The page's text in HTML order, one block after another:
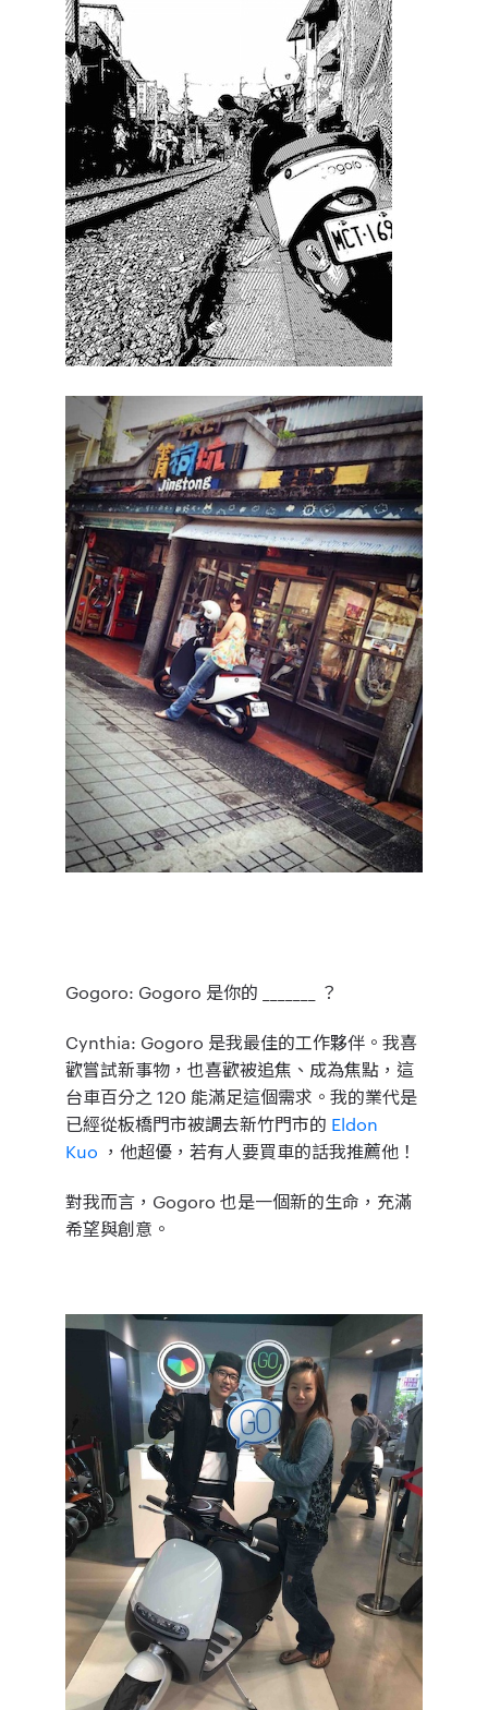
Gogoro: Gogoro 是你的 _______ ？
Cynthia: Gogoro 是我最佳的工作夥伴。我喜
歡嘗試新事物，也喜歡被追焦、成為焦點，這
台車百分之 120 能滿足這個需求。我的業代是
已經從板橋門市被調去新竹門市的 Eldon
Kuo ，他超優，若有人要買車的話我推薦他！
對我而言，Gogoro 也是一個新的生命，充滿
希望與創意。